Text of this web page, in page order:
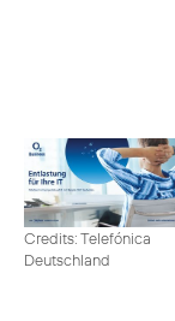
Credits: Telefónica
Deutschland